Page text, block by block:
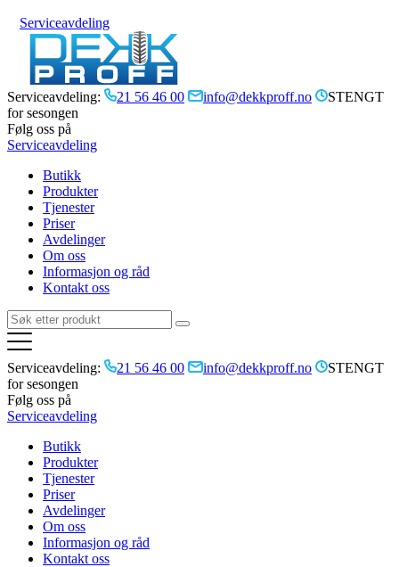
Serviceavdeling
Serviceavdeling: 21 56 46 00 info@dekkproff.no
STENGT
for sesongen
Følg oss på
Serviceavdeling
Butikk
Produkter
Tjenester
Priser
Avdelinger
Om oss
Informasjon og råd
Kontakt oss
Serviceavdeling: 21 56 46 00 info@dekkproff.no
STENGT
for sesongen
Følg oss på
Serviceavdeling
Butikk
Produkter
Tjenester
Priser
Avdelinger
Om oss
Informasjon og råd
Kontakt oss